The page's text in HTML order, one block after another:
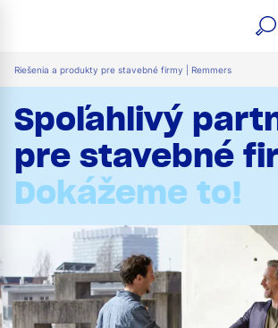
Riešenia a produkty pre stavebné firmy | Remmers
Spoľahlivý
pre stavebné
Dokážeme to!